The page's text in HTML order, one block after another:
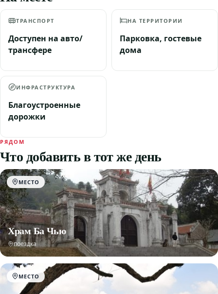
ТРАНСПОРТ
Доступен на авто/
трансфере
НА ТЕРРИТОРИИ
Парковка, гостевые
дома
ИНФРАСТРУКТУРА
Благоустроенные
дорожки
РЯДОМ
Что добавить в тот же день
МЕСТО
Храм Ба Чью
поездка
МЕСТО